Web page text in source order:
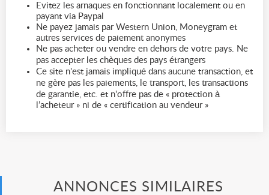
Evitez les arnaques en fonctionnant localement ou en
payant via Paypal
Ne payez jamais par Western Union, Moneygram et
autres services de paiement anonymes
Ne pas acheter ou vendre en dehors de votre pays. Ne
pas accepter les chèques des pays étrangers
Ce site n'est jamais impliqué dans aucune transaction, et
ne gère pas les paiements, le transport, les transactions
de garantie, etc. et n'offre pas de « protection à
l’acheteur » ni de « certification au vendeur »
ANNONCES SIMILAIRES